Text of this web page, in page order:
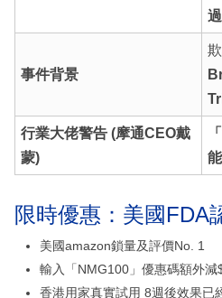
事件背景
行業大佬警告 (摩通CEO戴
蒙)
限時優惠：美國FDA
美國amazon鎖量及評價No. 1
輸入「NMG100」優惠碼額外減
香港用家真實試用 8週後效果已